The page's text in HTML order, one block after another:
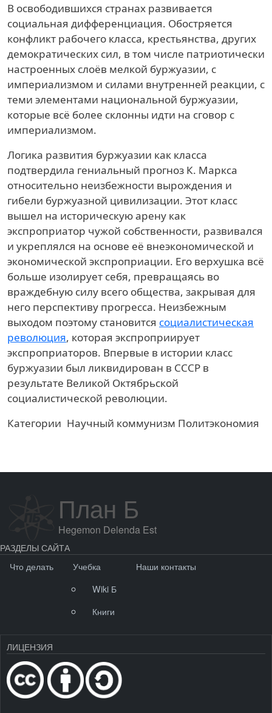
В освободившихся странах развивается
социальная дифференциация. Обостряется
конфликт рабочего класса, крестьянства, других
демократических сил, в том числе патриотически
настроенных слоёв мелкой буржуазии, с
империализмом и силами внутренней реакции, с
теми элементами национальной буржуазии,
которые всё более склонны идти на сговор с
империализмом.
Логика развития буржуазии как класса
подтвердила гениальный прогноз К. Маркса
относительно неизбежности вырождения и
гибели буржуазной цивилизации. Этот класс
вышел на историческую арену как
экспроприатор чужой собственности, развивался
и укреплялся на основе её внеэкономической и
экономической экспроприации. Его верхушка всё
больше изолирует себя, превращаясь во
враждебную силу всего общества, закрывая для
него перспективу прогресса. Неизбежным
выходом поэтому становится социалистическая
революция, которая экспроприирует
экспроприаторов. Впервые в истории класс
буржуазии был ликвидирован в СССР в
результате Великой Октябрьской
социалистической революции.
Категории Научный коммунизм Политэкономия
План Б
Hegemon Delenda Est
РАЗДЕЛЫ САЙТА
Что делать
Учебка
Wiki Б
Книги
Наши контакты
ЛИЦЕНЗИЯ